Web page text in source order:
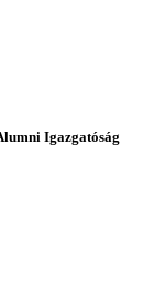
Igazgatóság